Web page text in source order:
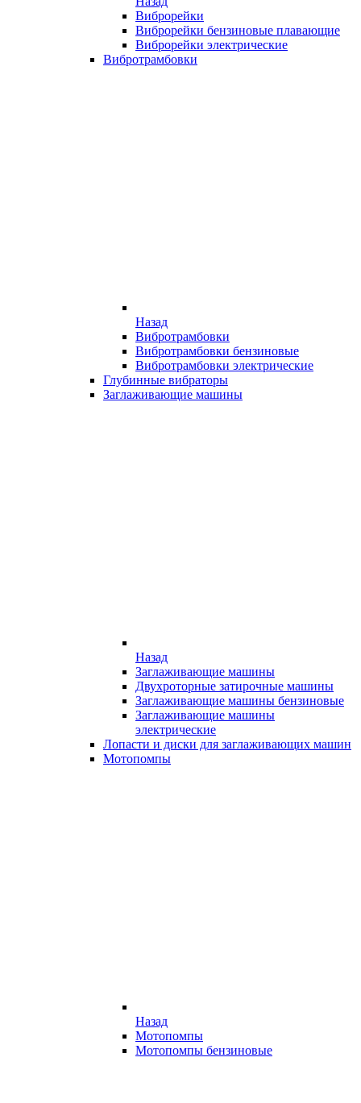
Виброрейки
Виброрейки бензиновые плавающие
Виброрейки электрические
Вибротрамбовки
Назад
Вибротрамбовки
Вибротрамбовки бензиновые
Вибротрамбовки электрические
Глубинные вибраторы
Заглаживающие машины
Назад
Заглаживающие машины
Двухроторные затирочные машины
Заглаживающие машины бензиновые
Заглаживающие машины
электрические
Лопасти и диски для заглаживающих машин
Мотопомпы
Назад
Мотопомпы
Мотопомпы бензиновые